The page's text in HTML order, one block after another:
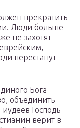
прекратить
Люди больше
не захотят
перестанут
Бога
объединить
Господь
верит в